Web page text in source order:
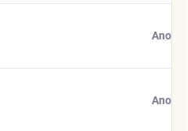
Ano
Ano